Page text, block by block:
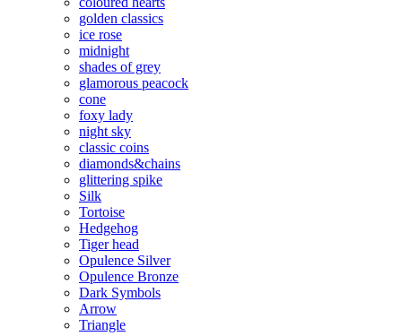
golden classics
ice rose
midnight
shades of grey
glamorous peacock
cone
foxy lady
night sky
classic coins
diamonds&chains
glittering spike
Silk
Tortoise
Hedgehog
Tiger head
Opulence Silver
Opulence Bronze
Dark Symbols
Arrow
Triangle